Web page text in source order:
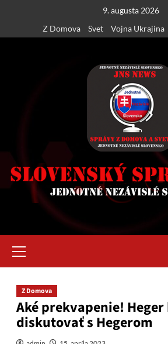
content
9. augusta 2026
Z Domova
Svet Vojna Ukrajina
Menu
Z Domova
Aké prekvapenie!
diskutovať s Hegerom